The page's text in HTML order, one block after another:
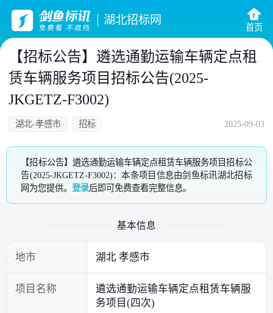
湖北招标网
首页
【招标公告】遴选通勤运输车辆定点租
赁车辆服务项目招标公告(2025-
JKGETZ-F3002)
湖北-孝感市 招标 2025-09-03
【招标公告】遴选通勤运输车辆定点租赁车辆服务项目招标公
告(2025-JKGETZ-F3002)：本条项目信息由剑鱼标讯湖北招标
网为您提供。登录后即可免费查看完整信息。
基本信息
地市 湖北 孝感市
项目名称
遴选通勤运输车辆定点租赁车辆服
务项目(四次)